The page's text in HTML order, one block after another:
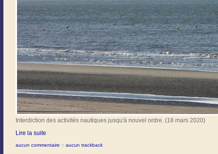
Interdiction des activités nautiques jusqu'à nouvel ordre. (18 mars 2020)
Lire la suite
aucun commentaire :: aucun trackback